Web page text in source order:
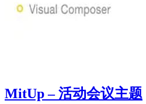
MitUp – 活动会议主题